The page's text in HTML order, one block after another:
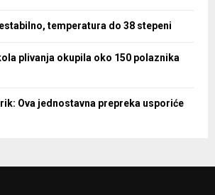
temperatura do 38 stepeni
plivanja okupila oko 150 polaznika
Ova jednostavna prepreka usporiće